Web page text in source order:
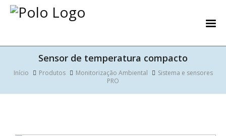
Sensor de temperatura compacto
Início Produtos Monitorização Ambiental
Sistema e sensores
PRO